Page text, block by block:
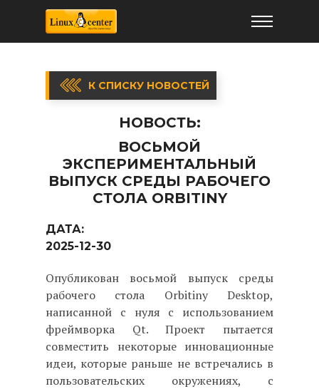
К СПИСКУ НОВОСТЕЙ
НОВОСТЬ:
ВОСЬМОЙ
ЭКСПЕРИМЕНТАЛЬНЫЙ
ВЫПУСК СРЕДЫ РАБОЧЕГО
СТОЛА ORBITINY
ДАТА:
2025-12-30
Опубликован восьмой выпуск среды
рабочего стола Orbitiny Desktop,
написанной с нуля с использованием
фреймворка Qt. Проект пытается
совместить некоторые инновационные
идеи, которые раньше не встречались в
пользовательских окружениях, с